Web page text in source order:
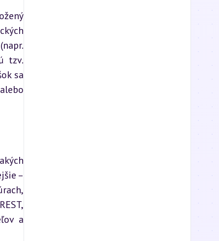
tzv.
sa
–
a